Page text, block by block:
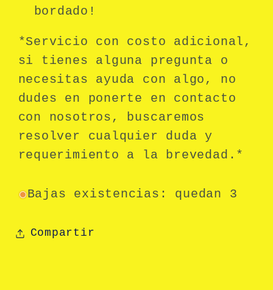
bordado!
*Servicio con costo adicional,
si tienes alguna pregunta o
necesitas ayuda con algo, no
dudes en ponerte en contacto
con nosotros, buscaremos
resolver cualquier duda y
requerimiento a la brevedad.*
Bajas existencias: quedan 3
Compartir